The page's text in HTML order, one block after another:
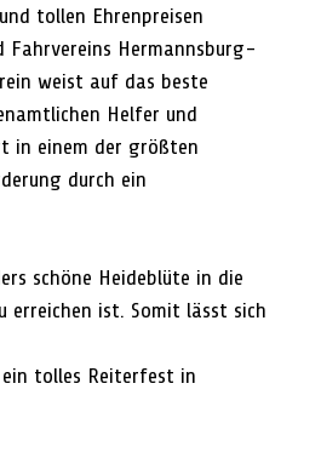
tollen Ehrenpreisen
Fahrvereins Hermannsburg-
weist auf das beste
Helfer und
in einem der größten
durch ein
schöne Heideblüte in die
erreichen ist. Somit lässt sich
ein tolles Reiterfest in